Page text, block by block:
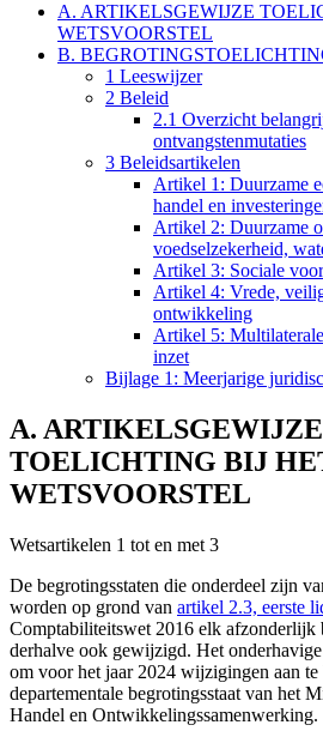
A. ARTIKELSGEWIJZE
WETSVOORSTEL
B.
1 Leeswijzer
2 Beleid
2.1 Overzicht
ontvangstenmutaties
3 Beleidsartikelen
Artikel 1: Duurzame
handel en
Artikel 2: Duurzame
voedselzekerheid,
Artikel 3: Sociale
Artikel 4: Vrede,
ontwikkeling
Artikel 5:
inzet
Bijlage 1: Meerjarige
A. ARTIKELSGEWIJZE
TOELICHTING BIJ
WETSVOORSTEL
Wetsartikelen 1 tot en met 3
De begrotingsstaten die onderdeel zijn
worden op grond van artikel 2.3, eerste
Comptabiliteitswet 2016 elk afzonderlijk
derhalve ook gewijzigd. Het
om voor het jaar 2024 wijzigingen aan te
departementale begrotingsstaat van het
Handel en Ontwikkelingssamenwerking.